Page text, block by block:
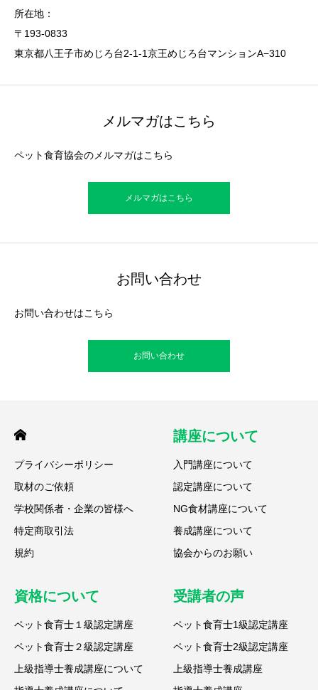
所在地：
〒193-0833
東京都八王子市めじろ台2-1-1京王めじろ台マンションA−310
メルマガはこちら
ペット食育協会のメルマガはこちら
メルマガはこちら
お問い合わせ
お問い合わせはこちら
お問い合わせ
プライバシーポリシー
取材のご依頼
学校関係者・企業の皆様へ
特定商取引法
規約
講座について
入門講座について
認定講座について
NG食材講座について
養成講座について
協会からのお願い
資格について
ペット食育士１級認定講座
ペット食育士２級認定講座
上級指導士養成講座について
受講者の声
ペット食育士1級認定講座
ペット食育士2級認定講座
上級指導士養成講座